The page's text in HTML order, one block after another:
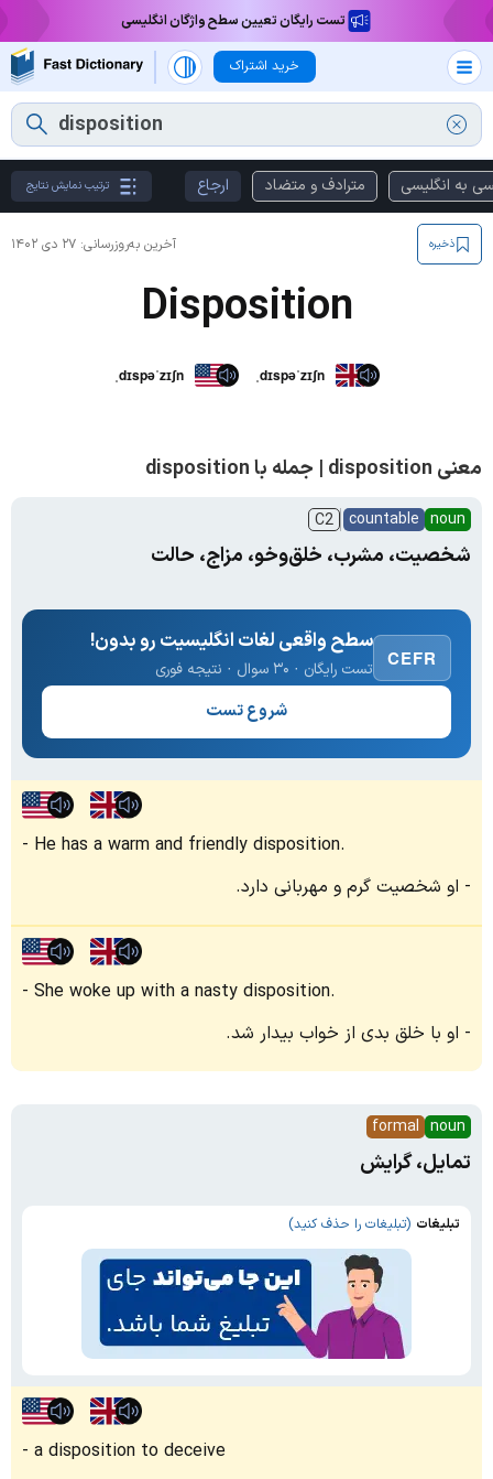
تست رایگان تعیین سطح واژگان انگلیسی
خرید اشتراک
به انگلیسی مترادف و متضاد ارجاع ترتیب نمایش نتایج
آخرین به‌روزرسانی: ۲۷ دی ۱۴۰۲ ذخیره
Disposition
ˌdɪspəˈzɪʃn ˌdɪspəˈzɪʃn
معنی disposition | جمله با disposition
noun
countable
C2
شخصیت، مشرب، خلق‌وخو، مزاج، حالت
CEFR
سطح واقعی لغات انگلیسیت رو بدون!
تست رایگان · ۳۰ سوال · نتیجه فوری
شروع تست
He has a warm and friendly disposition.
او شخصیت گرم و مهربانی دارد.
She woke up with a nasty disposition.
او با خلق بدی از خواب بیدار شد.
noun
formal
تمایل، گرایش
تبلیغات (تبلیغات را حذف کنید)
a disposition to deceive